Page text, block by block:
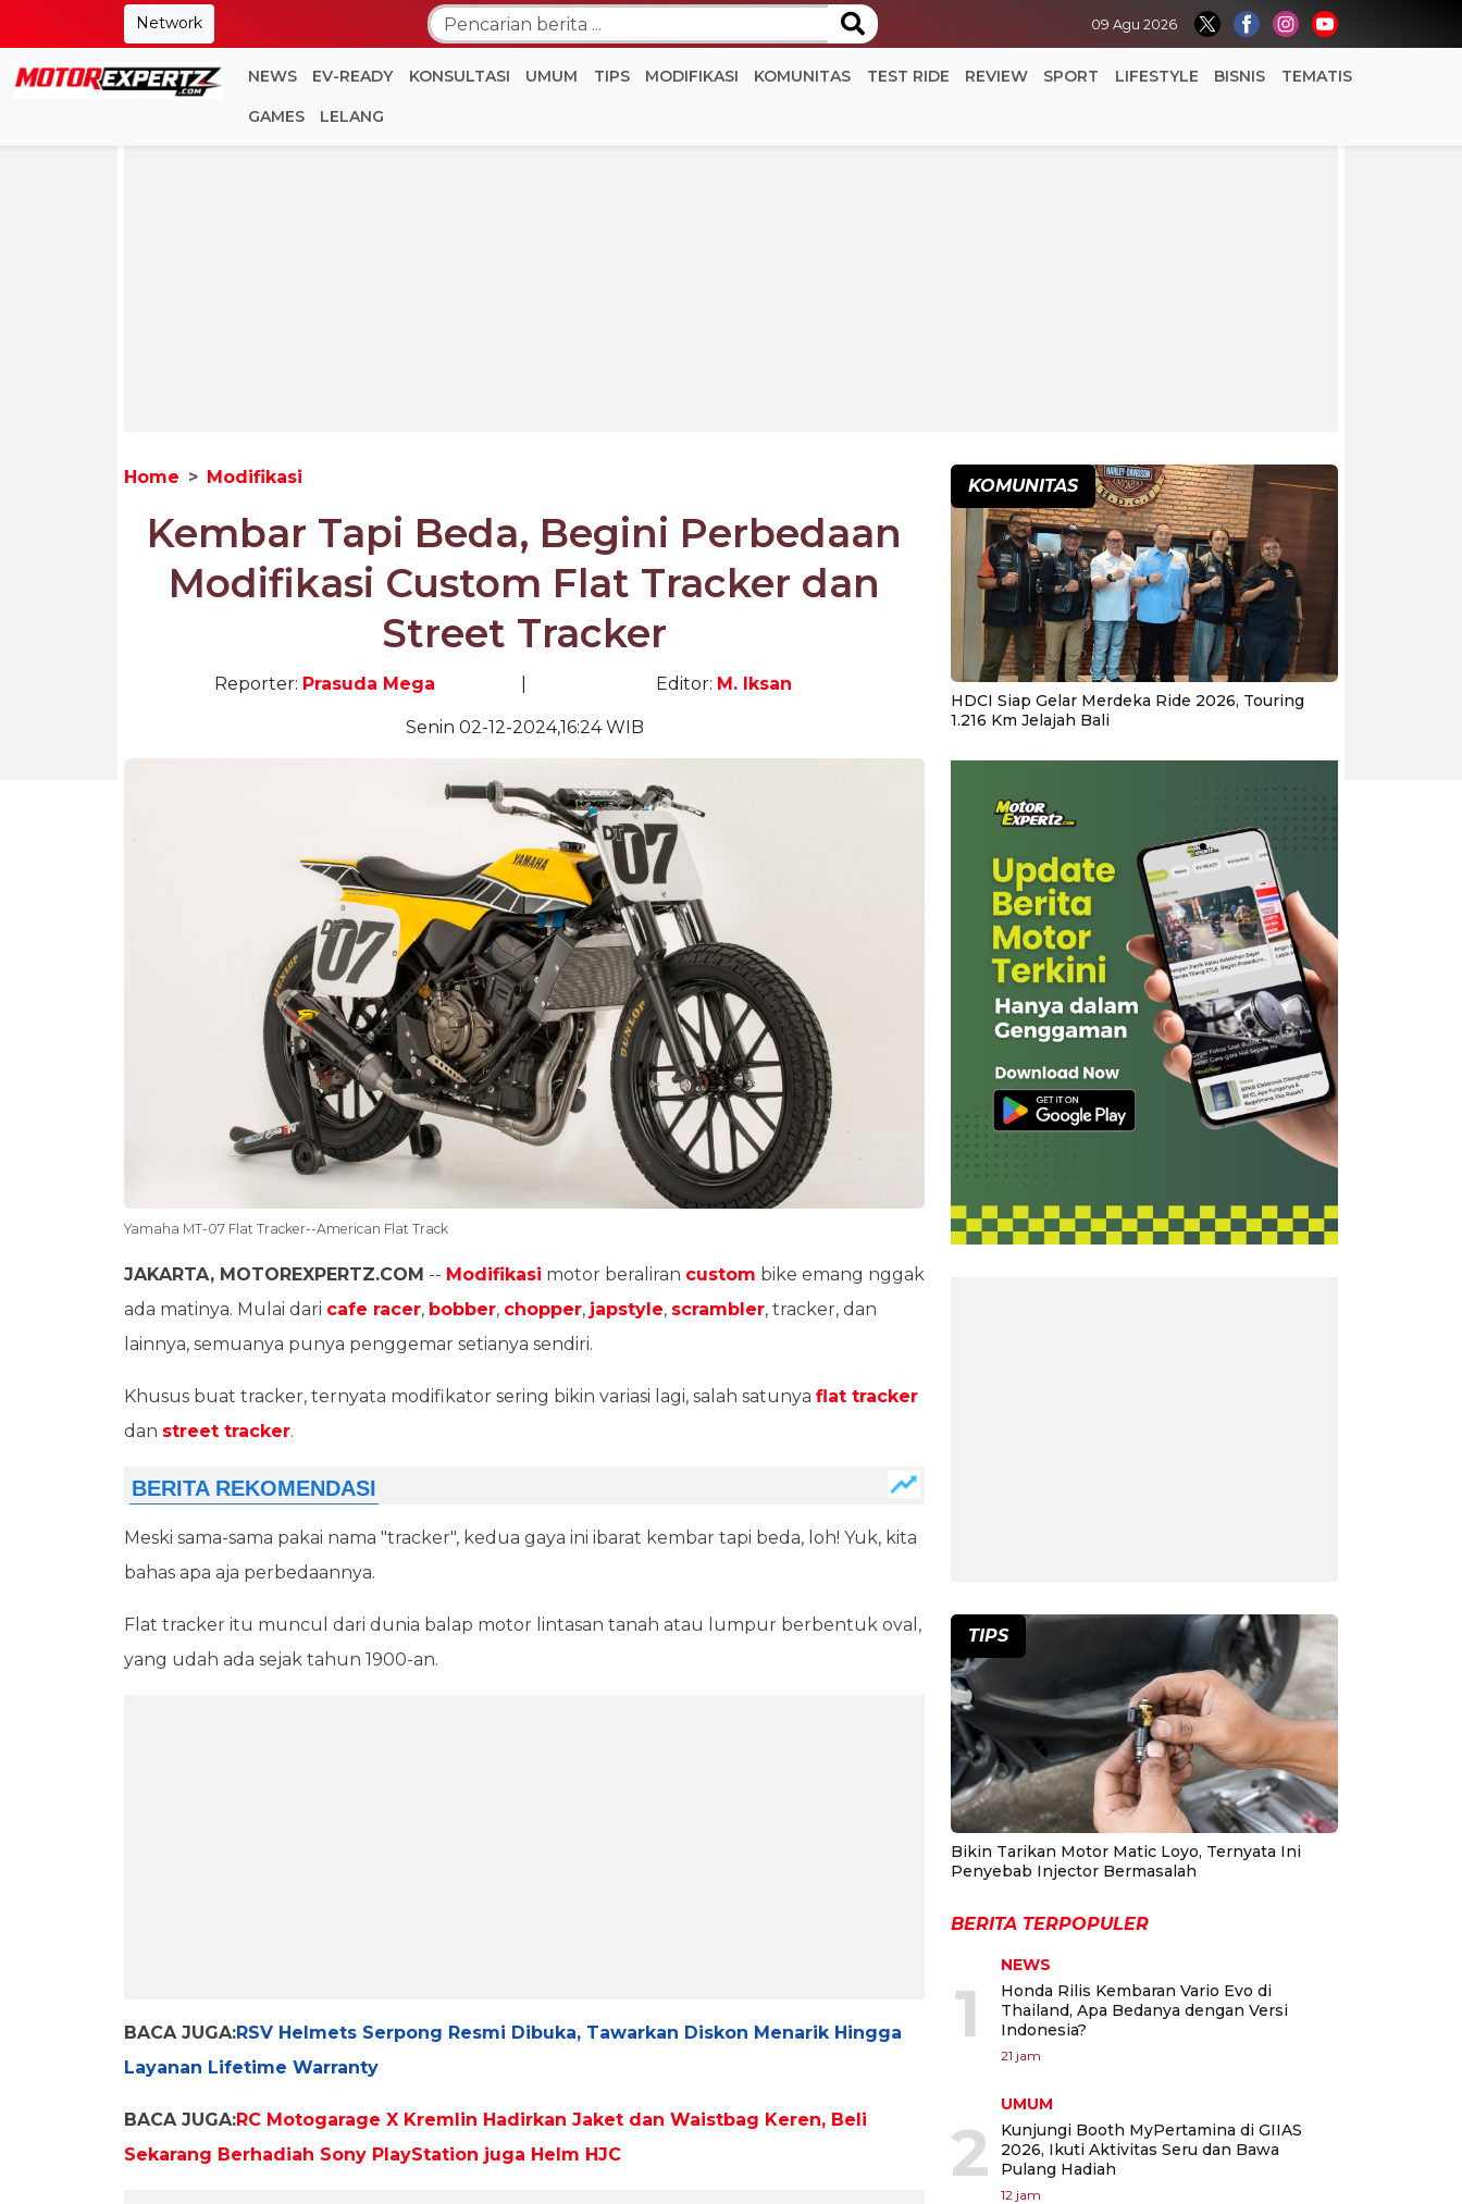
Network 09 Agu 2026
NEWS EV-READY KONSULTASI UMUM TIPS MODIFIKASI KOMUNITAS TEST RIDE REVIEW SPORT LIFESTYLE BISNIS TEMATIS
GAMES LELANG
Home Modifikasi
Kembar Tapi Beda, Begini Perbedaan
Modifikasi Custom Flat Tracker dan
Street Tracker
Reporter: Prasuda Mega Editor: M. Iksan
Senin 02-12-2024,16:24 WIB
Yamaha MT-07 Flat Tracker--American Flat Track
JAKARTA, MOTOREXPERTZ.COM -- Modifikasi motor beraliran custom bike emang nggak
ada matinya. Mulai dari cafe racer, bobber, chopper, japstyle, scrambler, tracker, dan
lainnya, semuanya punya penggemar setianya sendiri.
Khusus buat tracker, ternyata modifikator sering bikin variasi lagi, salah satunya flat tracker
dan street tracker.
Meski sama-sama pakai nama "tracker", kedua gaya ini ibarat kembar tapi beda, loh! Yuk, kita
bahas apa aja perbedaannya.
Flat tracker itu muncul dari dunia balap motor lintasan tanah atau lumpur berbentuk oval,
yang udah ada sejak tahun 1900-an.
BACA JUGA:RSV Helmets Serpong Resmi Dibuka, Tawarkan Diskon Menarik Hingga
Layanan Lifetime Warranty
BACA JUGA:RC Motogarage X Kremlin Hadirkan Jaket dan Waistbag Keren, Beli
Sekarang Berhadiah Sony PlayStation juga Helm HJC
KOMUNITAS
HDCI Siap Gelar Merdeka Ride 2026, Touring
1.216 Km Jelajah Bali
TIPS
Bikin Tarikan Motor Matic Loyo, Ternyata Ini
Penyebab Injector Bermasalah
BERITA TERPOPULER
1
NEWS
Honda Rilis Kembaran Vario Evo di
Thailand, Apa Bedanya dengan Versi
Indonesia?
21 jam
2
UMUM
Kunjungi Booth MyPertamina di GIIAS
2026, Ikuti Aktivitas Seru dan Bawa
Pulang Hadiah
12 jam